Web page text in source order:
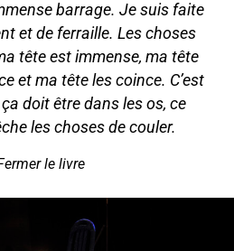
barrage. Je suis faite
et de ferraille. Les choses
tête est immense, ma tête
et ma tête les coince. C’est
doit être dans les os, ce
les choses de couler.
le livre